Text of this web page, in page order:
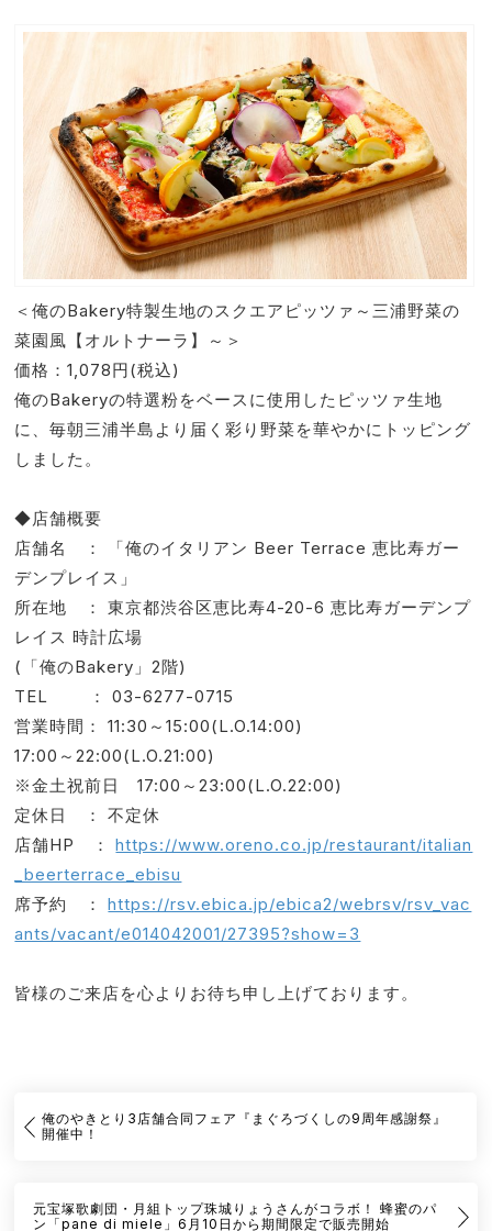
＜俺のBakery特製生地のスクエアピッツァ～三浦野菜の
菜園風【オルトナーラ】～＞
価格：1,078円(税込)
俺のBakeryの特選粉をベースに使用したピッツァ生地
に、毎朝三浦半島より届く彩り野菜を華やかにトッピング
しました。
◆店舗概要
店舗名 ： 「俺のイタリアン Beer Terrace 恵比寿ガー
デンプレイス」
所在地 ： 東京都渋谷区恵比寿4-20-6 恵比寿ガーデンプ
レイス 時計広場
(「俺のBakery」2階)
TEL ： 03-6277-0715
営業時間： 11:30～15:00(L.O.14:00)
17:00～22:00(L.O.21:00)
※金土祝前日 17:00～23:00(L.O.22:00)
定休日 ： 不定休
店舗HP ：https://www.oreno.co.jp/restaurant/italian
_beerterrace_ebisu
席予約 ：https://rsv.ebica.jp/ebica2/webrsv/rsv_vac
ants/vacant/e014042001/27395?show=3
皆様のご来店を心よりお待ち申し上げております。
俺のやきとり3店舗合同フェア『まぐろづくしの9周年感謝祭』
開催中！
元宝塚歌劇団・月組トップ珠城りょうさんがコラボ！ 蜂蜜のパ
ン「pane di miele」6月10日から期間限定で販売開始